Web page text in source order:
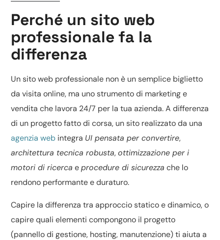
Perché un sito web
professionale fa la
differenza
Unsito web professionale non è un semplice biglietto
da visita online, ma uno strumento di marketing e
vendita che lavora 24/7 per la tua azienda. A differenza
di un progetto fatto di corsa, un sito realizzato da una
agenzia web integra UI pensata per convertire,
architettura tecnica robusta,ottimizzazione per i
motori di ricerca eprocedure di sicurezza che lo
rendono performante e duraturo.
Capire la differenza traapproccio statico e dinamico, o
capirequali elementi compongono il progetto
(pannello di gestione, hosting, manutenzione) ti aiuta a